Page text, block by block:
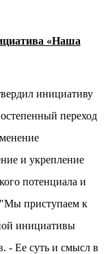
«Наша
инициативу
переход
и укрепление
потенциала и
"Мы приступаем к
инициативы
- Ее суть и смысл в